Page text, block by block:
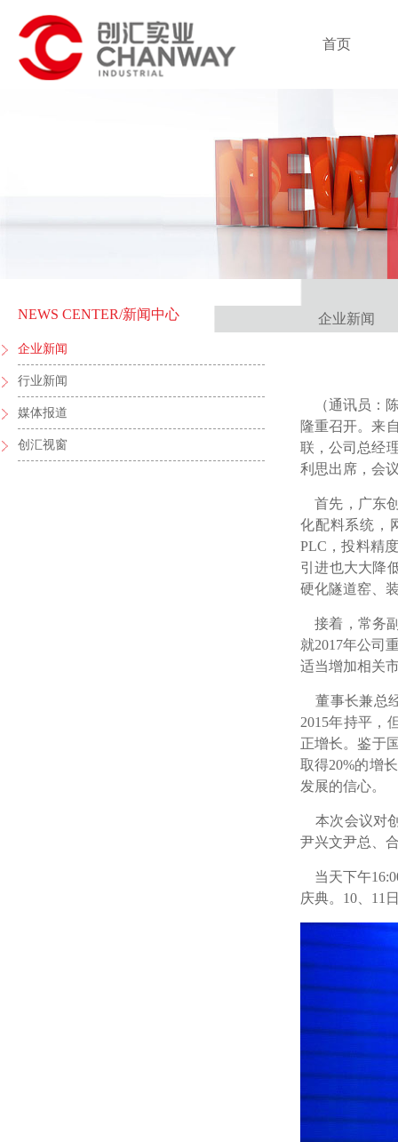
首页
NEWS CENTER/新闻中心
企业新闻
行业新闻
媒体报道
创汇视窗
企业新闻
（通讯员：陈
隆重召开。来
联，公司总经
利思出席，会
首先，广东
化配料系统，
PLC，投料精
引进也大大降
硬化隧道窑、
接着，常务
就2017年公司
适当增加相关
董事长兼总
2015年持平，
正增长。鉴于
取得20%的增
发展的信心。
本次会议对创
尹兴文尹总、
当天下午
庆典。10、11